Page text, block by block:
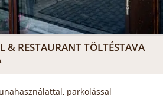
& RESTAURANT TÖLTÉSTAVA
parkolással